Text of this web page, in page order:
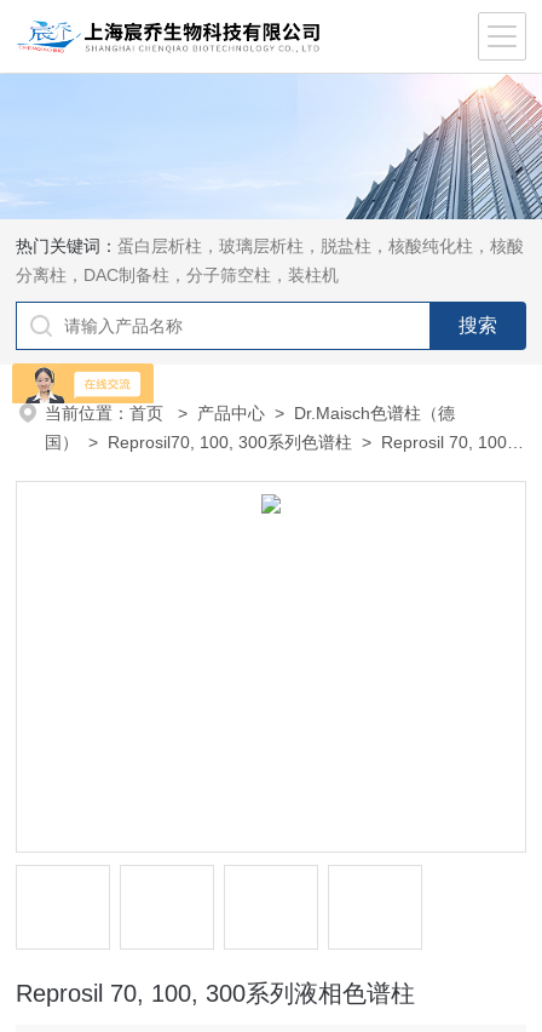
热门关键词：蛋白层析柱，玻璃层析柱，脱盐柱，核酸纯化柱，核酸
分离柱，DAC制备柱，分子筛空柱，装柱机
当前位置：首页 > 产品中心 > Dr.Maisch色谱柱（德
国）
> Reprosil70, 100, 300系列色谱柱 > Reprosil 70, 100,
Reprosil 70, 100, 300系列液相色谱柱